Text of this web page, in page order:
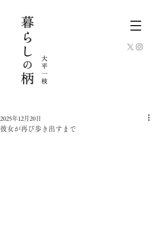
彼女が再び歩き出すまで
2025年12月20日